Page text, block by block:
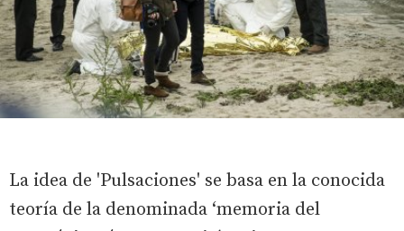
La idea de 'Pulsaciones' se basa en la conocida
teoría de la denominada ‘memoria del